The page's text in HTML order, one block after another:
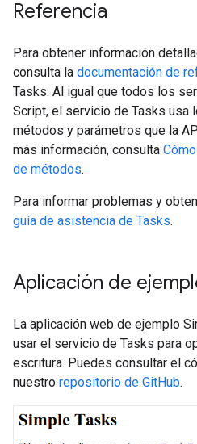
Referencia
Para obtener información
consulta la documentación de
Tasks. Al igual que todos los
Script, el servicio de Tasks usa
métodos y parámetros que la
más información, consulta
de métodos.
Para informar problemas y
guía de asistencia de Tasks.
Aplicación de
La aplicación web de ejemplo
usar el servicio de Tasks para
escritura. Puedes consultar el
nuestro repositorio de GitHub.